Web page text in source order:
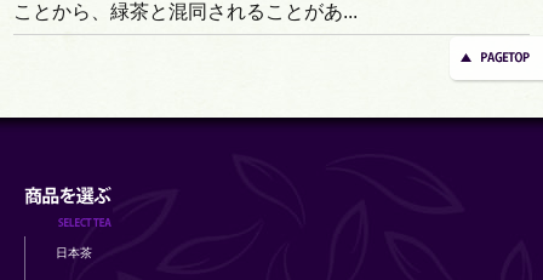
ことから、緑茶と混同されることがあ...
日本茶